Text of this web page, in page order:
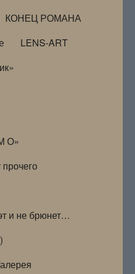
КОНЕЦ РОМАНА
LENS-ART
О»
и не брюнет…